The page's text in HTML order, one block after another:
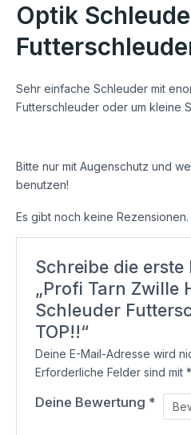
Optik
Sehr einfache Schleuder mit
Futterschleuder oder um kleine
Bitte nur mit Augenschutz und
benutzen!
Es gibt noch keine Rezensionen.
Schreibe die
„Profi Tarn Zwille
Schleuder
TOP!!“
Deine E-Mail-Adresse wird
Erforderliche Felder sind mit*
Deine Bewertung *